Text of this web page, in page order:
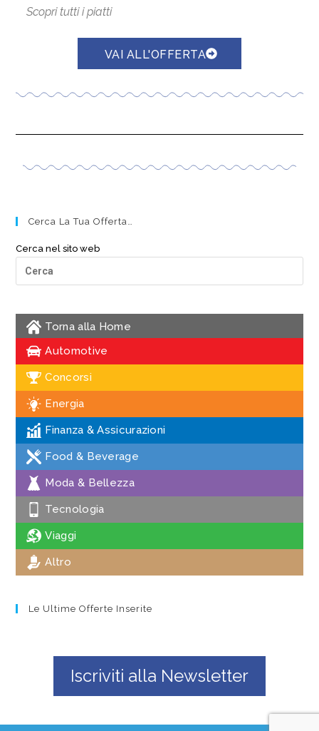
Scopri tutti i piatti
VAI ALL'OFFERTA
Cerca La Tua Offerta…
Cerca nel sito web
Torna alla Home
Automotive
Concorsi
Energia
Finanza & Assicurazioni
Food & Beverage
Moda & Bellezza
Tecnologia
Viaggi
Altro
Le Ultime Offerte Inserite
Iscriviti alla Newsletter